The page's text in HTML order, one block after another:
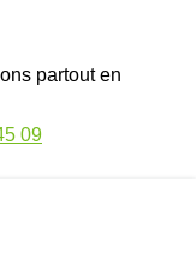
partout en
09